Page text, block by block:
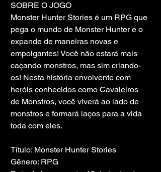
SOBRE O JOGO
Monster Hunter Stories é um RPG que
pega o mundo de Monster Hunter e o
expande de maneiras novas e
empolgantes! Você não estará mais
caçando monstros, mas sim criando-
os! Nesta história envolvente com
heróis conhecidos como Cavaleiros
de Monstros, você viverá ao lado de
monstros e formará laços para a vida
toda com eles.
Título: Monster Hunter Stories
Gênero: RPG